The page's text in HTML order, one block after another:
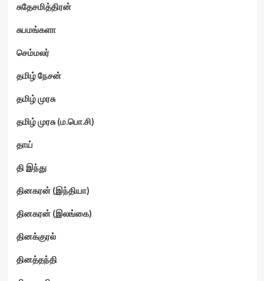
சுதேசமித்திரன்
சுபமங்களா
செம்மலர்
தமிழ் நேசன்
தமிழ் முரசு
தமிழ் முரசு (ம.பொ.சி)
தாய்
தி இந்து
தினகரன் (இந்தியா)
தினகரன் (இலங்கை)
தினக்குரல்
தினத்தந்தி